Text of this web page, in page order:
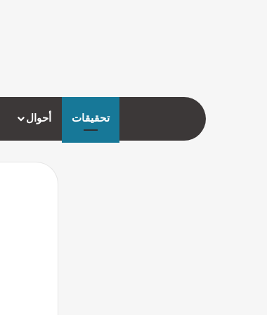
تحقيقات أحوال